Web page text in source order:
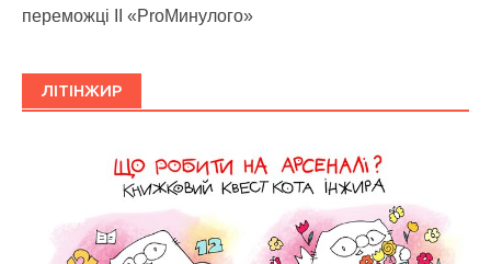
переможці ІІ «ProМинулого»
ЛІТІНЖИР